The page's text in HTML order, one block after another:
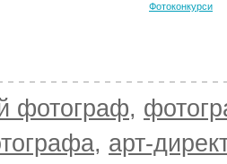
Фотоконкурси
фотограф,
, арт-